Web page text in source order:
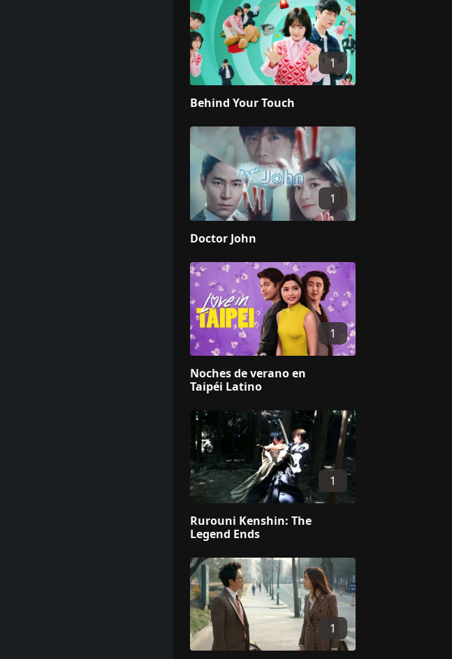
1
Behind Your Touch
1
Doctor John
1
Noches de verano en
Taipéi Latino
1
Rurouni Kenshin: The
Legend Ends
1